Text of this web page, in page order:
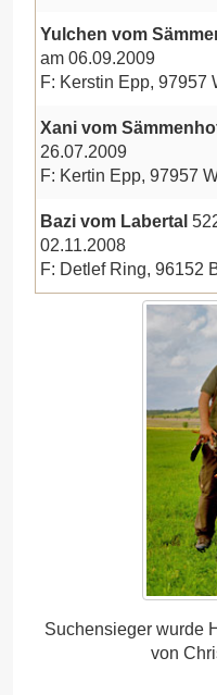
Yulchen vom
am 06.09.2009
F: Kerstin Epp, 97957
Xani vom
26.07.2009
F: Kertin Epp, 97957
Bazi vom Labertal
02.11.2008
F: Detlef Ring, 96152
Suchensieger wurde
von